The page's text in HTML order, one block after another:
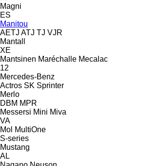
Magni
ES
Manitou
AETJ ATJ TJ VJR
Mantall
XE
Mantsinen Maréchalle Mecalac
12
Mercedes-Benz
Actros SK Sprinter
Merlo
DBM MPR
Messersi Mini Miva
VA
Mol MultiOne
S-series
Mustang
AL